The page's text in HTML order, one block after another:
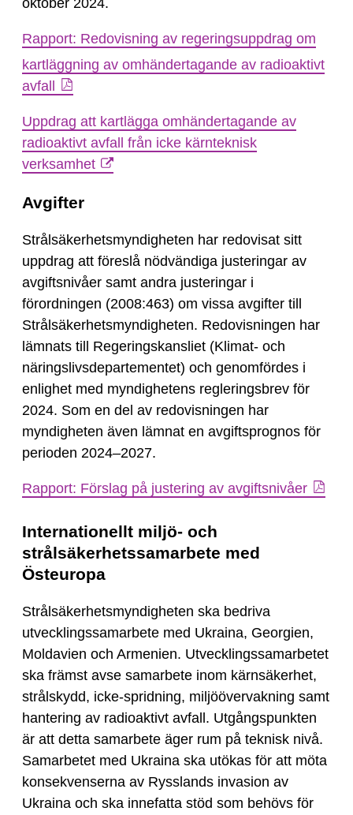
Rapport: Redovisning av regeringsuppdrag om
kartläggning av omhändertagande av radioaktivt
avfall
Uppdrag att kartlägga omhändertagande av
radioaktivt avfall från icke kärnteknisk
verksamhet
Avgifter
Strålsäkerhetsmyndigheten har redovisat sitt
uppdrag att föreslå nödvändiga justeringar av
avgiftsnivåer samt andra justeringar i
förordningen (2008:463) om vissa avgifter till
Strålsäkerhetsmyndigheten. Redovisningen har
lämnats till Regeringskansliet (Klimat- och
näringslivsdepartementet) och genomfördes i
enlighet med myndighetens regleringsbrev för
2024. Som en del av redovisningen har
myndigheten även lämnat en avgiftsprognos för
perioden 2024–2027.
Rapport: Förslag på justering av avgiftsnivåer
Internationellt miljö- och
strålsäkerhetssamarbete med
Östeuropa
Strålsäkerhetsmyndigheten ska bedriva
utvecklingssamarbete med Ukraina, Georgien,
Moldavien och Armenien. Utvecklingssamarbetet
ska främst avse samarbete inom kärnsäkerhet,
strålskydd, icke-spridning, miljöövervakning samt
hantering av radioaktivt avfall. Utgångspunkten
är att detta samarbete äger rum på teknisk nivå.
Samarbetet med Ukraina ska utökas för att möta
konsekvenserna av Rysslands invasion av
Ukraina och ska innefatta stöd som behövs för